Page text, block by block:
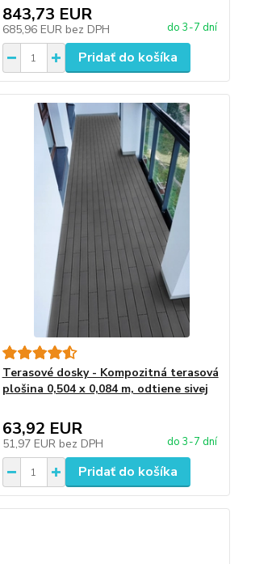
843,73 EUR
685,96 EUR bez DPH do 3-7 dní
Pridať do košíka
Terasové dosky - Kompozitná terasová
plošina 0,504 x 0,084 m, odtiene sivej
63,92 EUR
51,97 EUR bez DPH do 3-7 dní
Pridať do košíka